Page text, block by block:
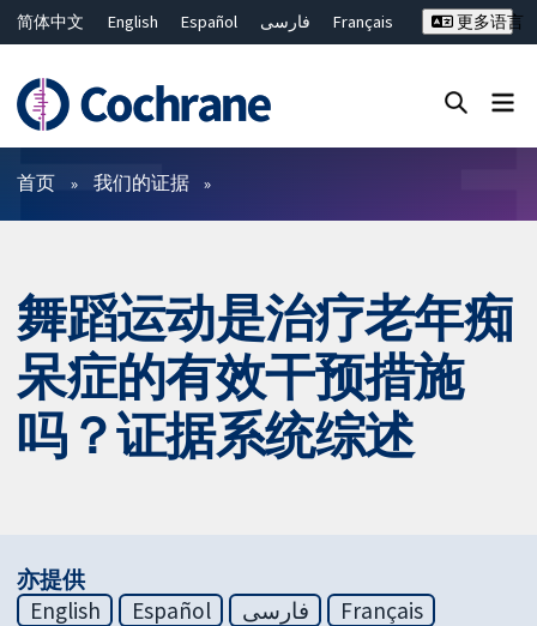
简体中文 English Español فارسی
Français
ไทย
繁體中文
更多语言
过滤
首页 我们的证据
舞蹈运动是治疗老年痴
呆症的有效干预措施
吗？证据系统综述
亦提供
English
Español فارسی
Français